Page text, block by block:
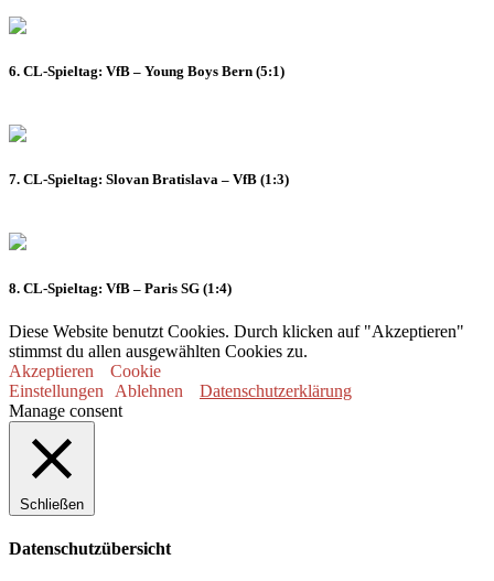
6. CL-Spieltag: VfB – Young Boys Bern (5:1)
7. CL-Spieltag: Slovan Bratislava – VfB (1:3)
8. CL-Spieltag: VfB – Paris SG (1:4)
Diese Website benutzt Cookies. Durch klicken auf "Akzeptieren"
stimmst du allen ausgewählten Cookies zu.
Akzeptieren
Cookie
Einstellungen
Ablehnen
Datenschutzerklärung
Manage consent
Schließen
Datenschutzübersicht